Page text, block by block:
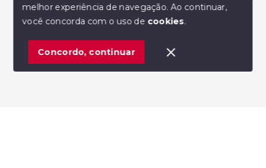
Olá! Estamos disponíveis para te ajudar.
© Copyright 2026 - MARIO SERGIO DE SOUZA -
SITE PARA IMOBILIARIA
melhor experiência de navegação.Ao continuar,
você concorda com o uso de cookies.
Concordo, continuar